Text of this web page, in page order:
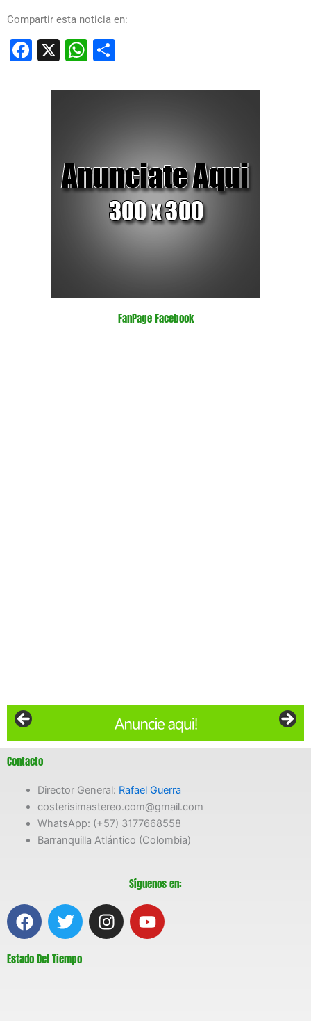
Compartir esta noticia en:
Facebook
X WhatsApp
FanPage Facebook
Contacto
Director General: Rafael Guerra
costerisimastereo.com@gmail.com
WhatsApp: (+57) 3177668558
Barranquilla Atlántico (Colombia)
Síguenos en:
F
a
e
T
w
t
I
n
Y
o
Estado Del Tiempo